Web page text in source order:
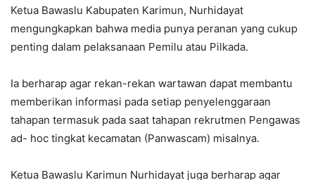
Ketua Bawaslu Kabupaten Karimun, Nurhidayat
mengungkapkan bahwa media punya peranan yang cukup
penting dalam pelaksanaan Pemilu atau Pilkada.
Ia berharap agar rekan-rekan wartawan dapat membantu
memberikan informasi pada setiap penyelenggaraan
tahapan termasuk pada saat tahapan rekrutmen Pengawas
ad- hoc tingkat kecamatan (Panwascam) misalnya.
Ketua Bawaslu Karimun Nurhidayat juga berharap agar